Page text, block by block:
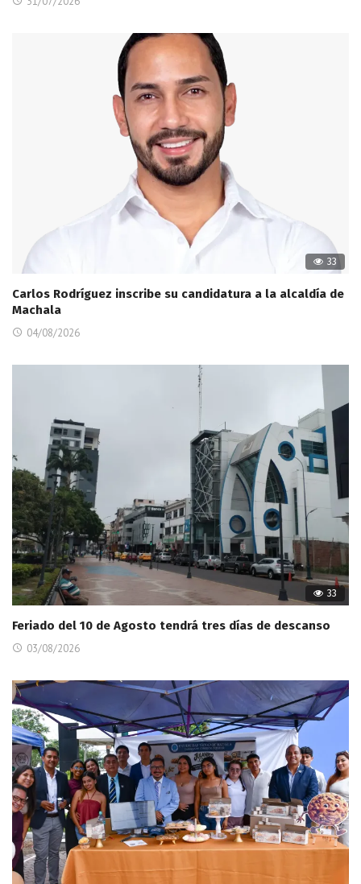
33
Carlos Rodríguez inscribe su candidatura a la alcaldía de
Machala
04/08/2026
33
Feriado del 10 de Agosto tendrá tres días de descanso
03/08/2026